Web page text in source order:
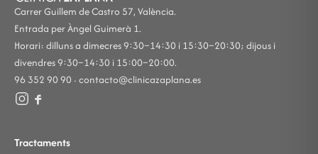
Carrer Guillem de Castro 57, València.
Entrada per Àngel Guimerà 1.
Horari: dilluns a dimecres 9:30–14:30 i 15:30–20:30; dijous i
divendres 9:30–14:30 i 15:00–20:00.
96 352 90 90 · contacto@clinicazaplana.es
Tractaments